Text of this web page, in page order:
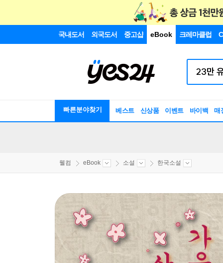
국내도서 외국도서 중고샵 eBook 크레마클럽
빠른분야찾기 베스트 신상품 이벤트 바이백 매
웰컴 eBook 소설 한국소설